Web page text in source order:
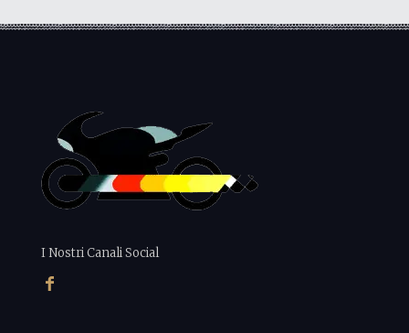
I Nostri Canali Social